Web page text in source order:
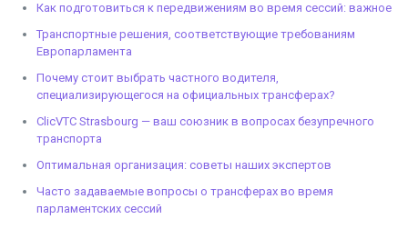
Как подготовиться к передвижениям во время сессий: важное
Транспортные решения, соответствующие требованиям
Европарламента
Почему стоит выбрать частного водителя,
специализирующегося на официальных трансферах?
ClicVTC Strasbourg — ваш союзник в вопросах безупречного
транспорта
Оптимальная организация: советы наших экспертов
Часто задаваемые вопросы о трансферах во время
парламентских сессий